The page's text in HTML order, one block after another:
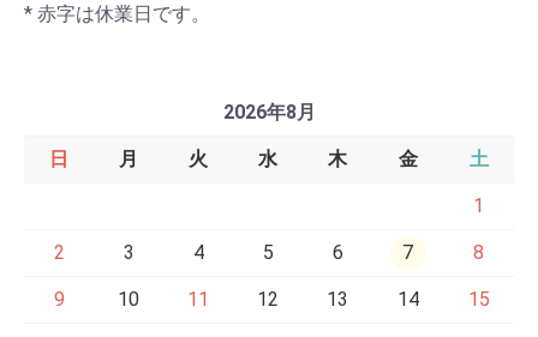
* 赤字は休業日です。
2026年8月
日 月 火 水 木 金 土
1
2 3 4 5 6 7 8
9 10 11 12 13 14 15